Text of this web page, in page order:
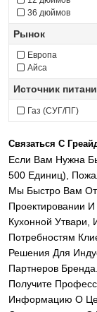
36 дюймов
Рынок
Европа
Айса
Источник
Газ (СУГ/ПГ)
Связаться С
Если Вам Нужна
500 Единиц),
Мы Быстро Вам
Проектировании И
Кухонной Утвари,
Потребностям
Решения Для
Партнеров
Получите
Информацию О